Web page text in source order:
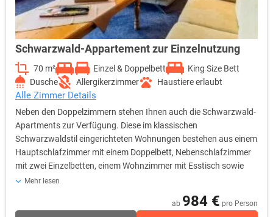
inklusive), Flachbild-TV mit Radio, W-Lan, Zimmertelefon, Safe,
Schreibtisch, Polstersessel, Sofa mit Tisch, Aufzug, Barrierefreier
Zugang über Gehweg vor dem Haus, Bad aus Granit mit
begehbarer Dusche, Separates WC mit Bidet, Spiegel,
Kosmetikspiegel und Haartrockner, uvm.
Schwarzwald-Appartement zur Einzelnutzung
70 m² Einzel & Doppelbett
King Size Bett
Dusche
Allergikerzimmer Haustiere erlaubt
Alle Zimmer Details
Neben den Doppelzimmern stehen Ihnen auch die Schwarzwald-
Apartments zur Verfügung. Diese im klassischen
Schwarzwaldstil eingerichteten Wohnungen bestehen aus einem
Hauptschlafzimmer mit einem Doppelbett, Nebenschlafzimmer
mit zwei Einzelbetten, einem Wohnzimmer mit Esstisch sowie
einem Bad mit WC. Die einladende Atmosphäre und der
Ruhe und Entspannung. Diese Zimmer sind besonders geeignet
Mehr lesen
ab 984 € pro Person